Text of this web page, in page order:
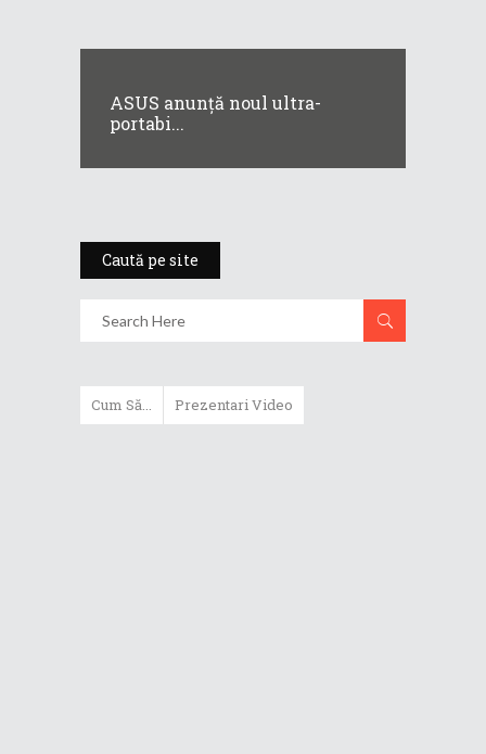
ASUS anunță noul ultra-
portabi...
Caută pe site
Cum Să... Prezentari Video